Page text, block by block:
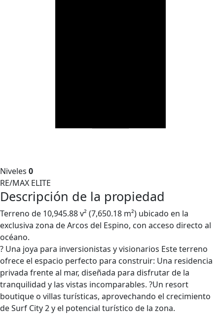
Niveles 0
RE/MAX ELITE
Descripción de la propiedad
Terreno de 10,945.88 v² (7,650.18 m²) ubicado en la
exclusiva zona de Arcos del Espino, con acceso directo al
océano.
? Una joya para inversionistas y visionarios Este terreno
ofrece el espacio perfecto para construir: Una residencia
privada frente al mar, diseñada para disfrutar de la
tranquilidad y las vistas incomparables. ?Un resort
boutique o villas turísticas, aprovechando el crecimiento
de Surf City 2 y el potencial turístico de la zona.